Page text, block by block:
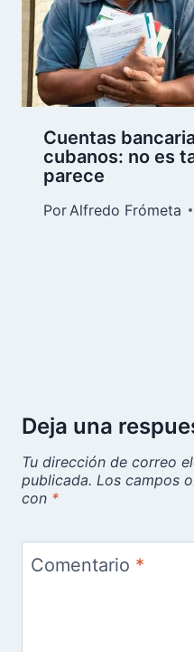
Cuentas
cubanos: no es
parece
Por Alfredo Frómeta
Deja una
Tu dirección de correo
publicada. Los campos
con *
Comentario *